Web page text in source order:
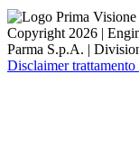
Copyright 2026 |
Parma S.p.A. |
Disclaimer trattamento